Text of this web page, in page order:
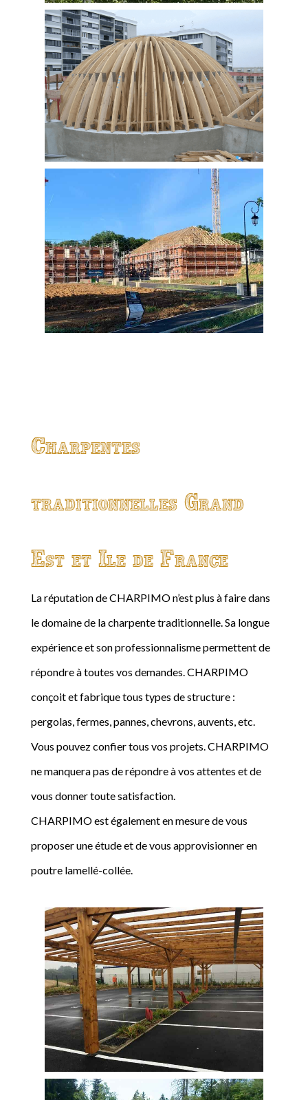
Charpentes
traditionnelles Grand
Est et Ile de France
La réputation de CHARPIMO n’est plus à faire dans
le domaine de la charpente traditionnelle. Sa longue
expérience et son professionnalisme permettent de
répondre à toutes vos demandes. CHARPIMO
conçoit et fabrique tous types de structure :
pergolas, fermes, pannes, chevrons, auvents, etc.
Vous pouvez confier tous vos projets. CHARPIMO
ne manquera pas de répondre à vos attentes et de
vous donner toute satisfaction.
CHARPIMO est également en mesure de vous
proposer une étude et de vous approvisionner en
poutre lamellé-collée.